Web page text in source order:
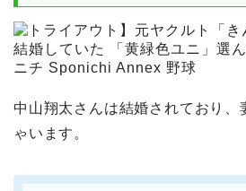
中山翔太さんは結婚されており、
ゃいます。